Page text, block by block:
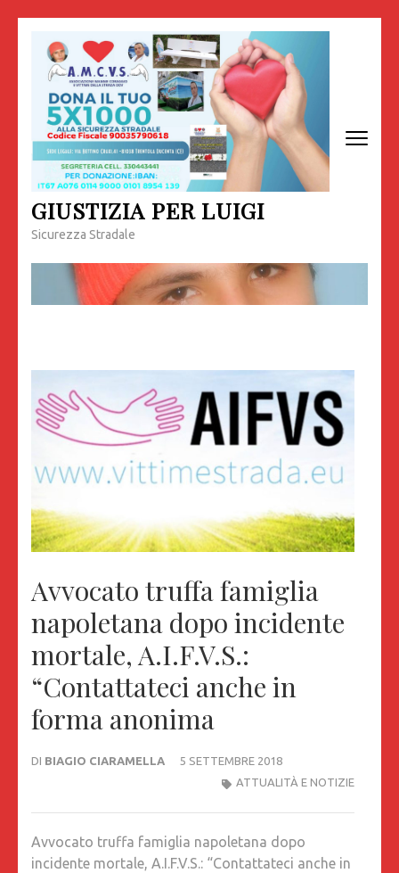
contenuto
(premi
invio)
GIUSTIZIA PER LUIGI
Sicurezza Stradale
Avvocato truffa famiglia
napoletana dopo incidente
mortale, A.I.F.V.S.:
“Contattateci anche in
forma anonima
DI BIAGIO CIARAMELLA
5 SETTEMBRE 2018
ATTUALITÀ E NOTIZIE
Avvocato truffa famiglia napoletana dopo
incidente mortale, A.I.F.V.S.: “Contattateci anche in